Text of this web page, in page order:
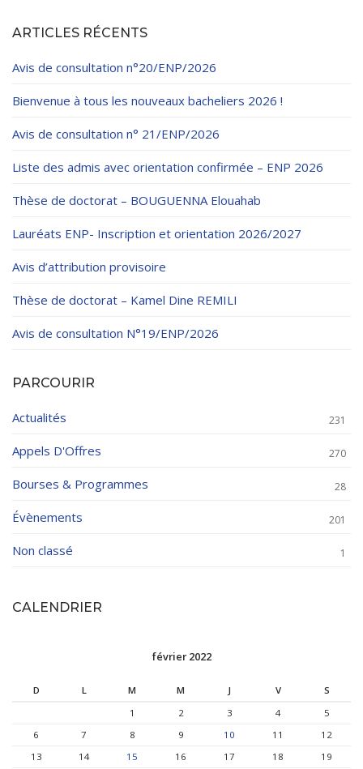
ARTICLES RÉCENTS
Avis de consultation n°20/ENP/2026
Bienvenue à tous les nouveaux bacheliers 2026 !
Avis de consultation n° 21/ENP/2026
Liste des admis avec orientation confirmée – ENP 2026
Thèse de doctorat – BOUGUENNA Elouahab
Lauréats ENP- Inscription et orientation 2026/2027
Avis d’attribution provisoire
Thèse de doctorat – Kamel Dine REMILI
Avis de consultation N°19/ENP/2026
PARCOURIR
Actualités 231
Appels D'Offres 270
Bourses & Programmes 28
Évènements 201
Non classé 1
CALENDRIER
février 2022
D L M M J V
S
1
2 3 4
5
6
7 8 9 10 11
12
13
14 15 16 17 18
19